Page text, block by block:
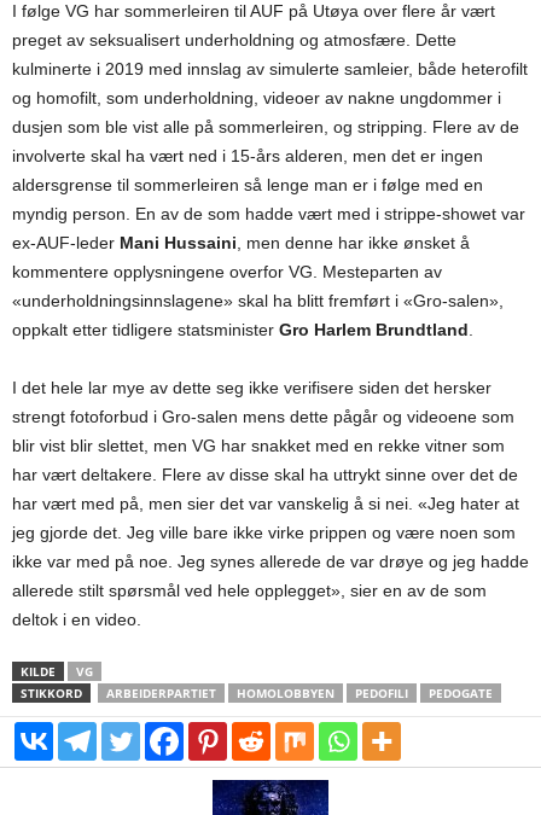
I følge VG har sommerleiren til AUF på Utøya over flere år vært
preget av seksualisert underholdning og atmosfære. Dette
kulminerte i 2019 med innslag av simulerte samleier, både heterofilt
og homofilt, som underholdning, videoer av nakne ungdommer i
dusjen som ble vist alle på sommerleiren, og stripping. Flere av de
involverte skal ha vært ned i 15-års alderen, men det er ingen
aldersgrense til sommerleiren så lenge man er i følge med en
myndig person. En av de som hadde vært med i strippe-showet var
ex-AUF-leder Mani Hussaini , men denne har ikke ønsket å
kommentere opplysningene overfor VG. Mesteparten av
«underholdningsinnslagene» skal ha blitt fremført i «Gro-salen»,
oppkalt etter tidligere statsminister Gro Harlem Brundtland
I det hele lar mye av dette seg ikke verifisere siden det hersker
strengt fotoforbud i Gro-salen mens dette pågår og videoene som
blir vist blir slettet, men VG har snakket med en rekke vitner som
har vært deltakere. Flere av disse skal ha uttrykt sinne over det de
har vært med på, men sier det var vanskelig å si nei. «Jeg hater at
jeg gjorde det. Jeg ville bare ikke virke prippen og være noen som
ikke var med på noe. Jeg synes allerede de var drøye og jeg hadde
allerede stilt spørsmål ved hele opplegget», sier en av de som
deltok i en video.
KILDE
VG
STIKKORD
ARBEIDERPARTIET HOMOLOBBYEN PEDOFILI PEDOGATE